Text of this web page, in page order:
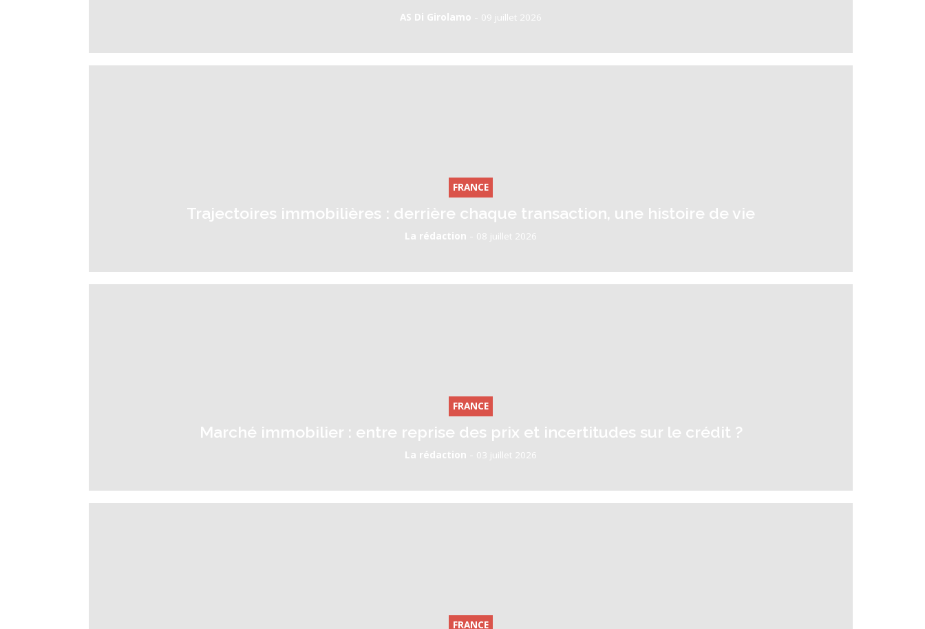
AS Di Girolamo - 09 juillet 2026
FRANCE
Trajectoires immobilières : derrière chaque transaction, une histoire de vie
La rédaction - 08 juillet 2026
FRANCE
Marché immobilier : entre reprise des prix et incertitudes sur le crédit ?
La rédaction - 03 juillet 2026
FRANCE